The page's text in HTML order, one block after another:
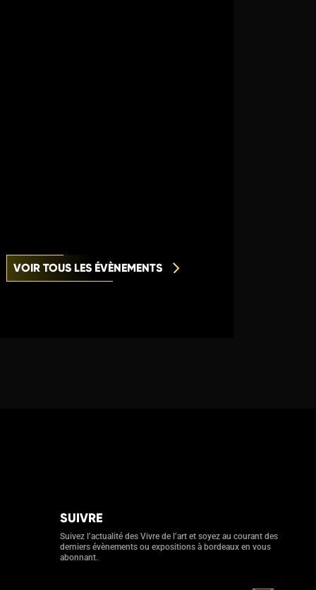
VOIR TOUS LES ÉVÈNEMENTS
SUIVRE
Suivez l’actualité des Vivre de l’art et soyez au courant des
derniers évènements ou expositions à bordeaux en vous
abonnant.